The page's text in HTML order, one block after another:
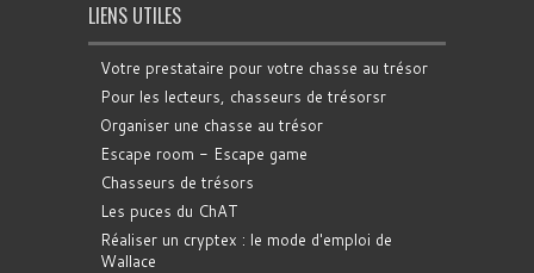
LIENS UTILES
Votre prestataire pour votre chasse au trésor
Pour les lecteurs, chasseurs de trésorsr
Organiser une chasse au trésor
Escape room - Escape game
Chasseurs de trésors
Les puces du ChAT
Réaliser un cryptex : le mode d'emploi de
Wallace